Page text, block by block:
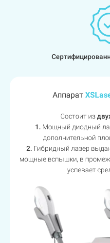
Аппарат
Состоит из
1. Мощный диодный
дополнительной
2. Гибридный лазер
мощные вспышки, в
успевает